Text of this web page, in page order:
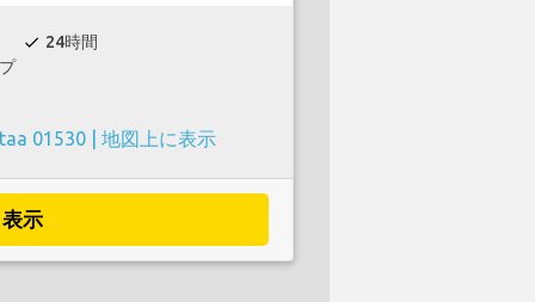
check 24時間
01530 | 地図上に表示
表示